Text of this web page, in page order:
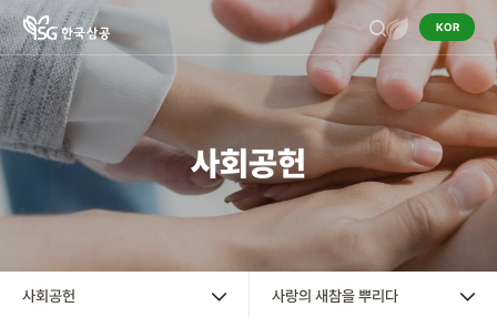
KOR
기업정보
작물보호제
영농정보
홍보센터
사회공헌
사회공헌 사랑의 새참을 뿌리다